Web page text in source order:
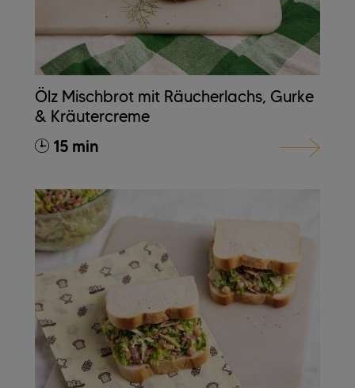
Ölz Mischbrot mit Räucherlachs, Gurke
& Kräutercreme
15 min